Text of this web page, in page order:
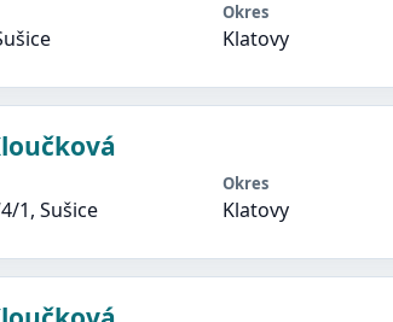
Okres
Klatovy
1, Sušice
Okres
Klatovy